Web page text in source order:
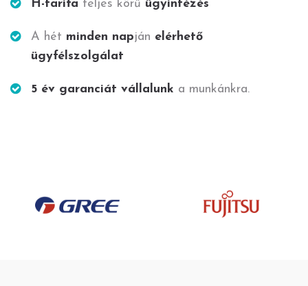
H-tarifa teljes körű ügyintézés
A hét minden napján elérhető
ügyfélszolgálat
5 év garanciát vállalunk a munkánkra.